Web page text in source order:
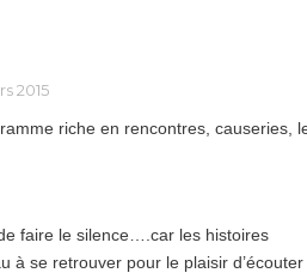
2015
riche en rencontres, causeries,
faire le silence….car les histoires
à se retrouver pour le plaisir